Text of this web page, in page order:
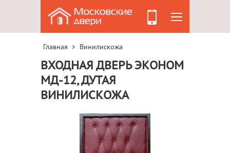
Главная > Винилискожа
ВХОДНАЯ ДВЕРЬ ЭКОНОМ
МД-12, ДУТАЯ
ВИНИЛИСКОЖА